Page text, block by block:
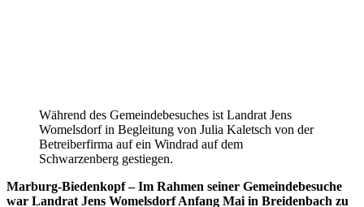
Während des Gemeindebesuches ist Landrat Jens
Womelsdorf in Begleitung von Julia Kaletsch von der
Betreiberfirma auf ein Windrad auf dem
Schwarzenberg gestiegen.
Marburg-Biedenkopf – Im Rahmen seiner Gemeindebesuche
war Landrat Jens Womelsdorf Anfang Mai in Breidenbach zu